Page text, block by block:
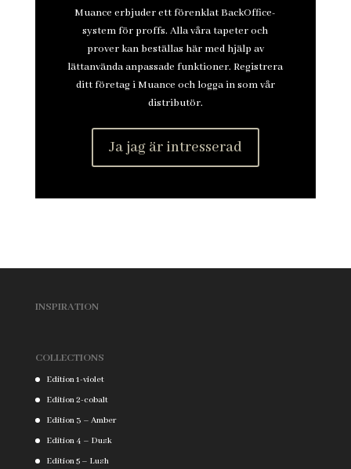
Muance erbjuder ett förenklat BackOffice-
system för proffs. Alla våra tapeter och
prover kan beställas här med hjälp av
lättanvända anpassade funktioner. Registrera
ditt företag i Muance och logga in som vår
distributör.
Ja jag är intresserad
INSPIRATION
COLLECTIONS
Edition 1-violet
Edition 2-cobalt
Edition 3 – Amber
Edition 4 – Dusk
Edition 5 – Lush